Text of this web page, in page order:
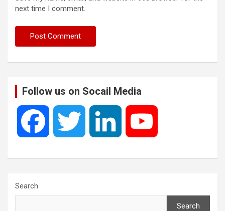
next time I comment.
Follow us on Socail Media
Search
Search